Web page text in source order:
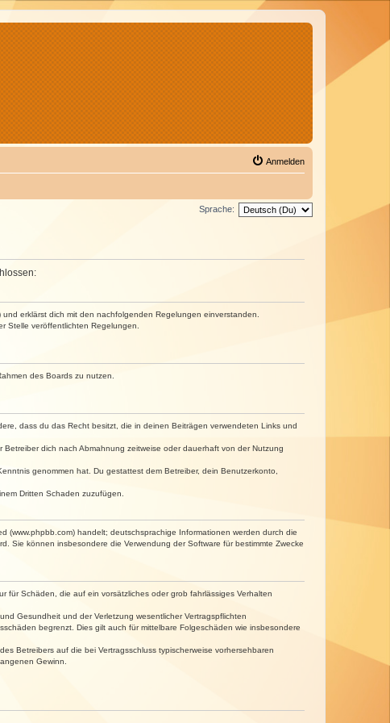
Anmelden
Sprache:
und erklärst dich mit den nachfolgenden Regelungen einverstanden.
Stelle veröffentlichten Regelungen.
des Boards zu nutzen.
dass du das Recht besitzt, die in deinen Beiträgen verwendeten Links und
dich nach Abmahnung zeitweise oder dauerhaft von der Nutzung
genommen hat. Du gestattest dem Betreiber, dein Benutzerkonto,
Dritten Schaden zuzufügen.
(www.phpbb.com) handelt; deutschsprachige Informationen werden durch die
Sie können insbesondere die Verwendung der Software für bestimmte Zwecke
für Schäden, die auf ein vorsätzliches oder grob fahrlässiges Verhalten
Gesundheit und der Verletzung wesentlicher Vertragspflichten
begrenzt. Dies gilt auch für mittelbare Folgeschäden wie insbesondere
Betreibers auf die bei Vertragsschluss typischerweise vorhersehbaren
Gewinn.